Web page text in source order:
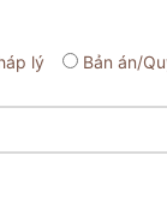
lý Bản án/